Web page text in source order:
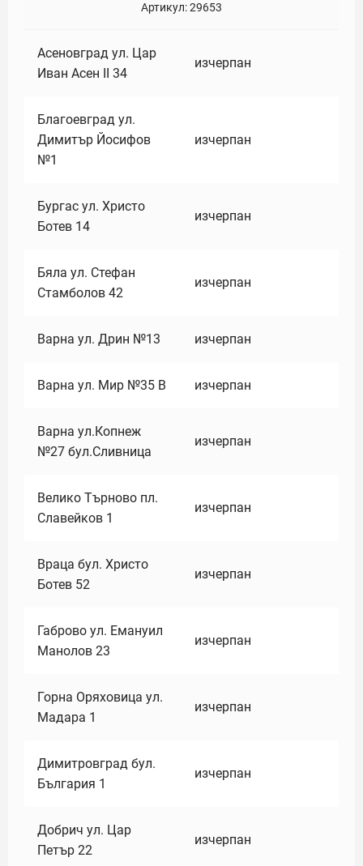
Артикул:29653
Асеновград ул. Цар
Иван Асен II 34
изчерпан
Благоевград ул.
Димитър Йосифов
№1
изчерпан
Бургас ул. Христо
Ботев 14
изчерпан
Бяла ул. Стефан
Стамболов 42
изчерпан
Варна ул. Дрин №13 изчерпан
Варна ул. Мир №35 В изчерпан
Варна ул.Копнеж
№27 бул.Сливница
изчерпан
Велико Търново пл.
Славейков 1
изчерпан
Враца бул. Христо
Ботев 52
изчерпан
Габрово ул. Емануил
Манолов 23
изчерпан
Горна Оряховица ул.
Мадара 1
изчерпан
Димитровград бул.
България 1
изчерпан
Добрич ул. Цар
Петър 22
изчерпан